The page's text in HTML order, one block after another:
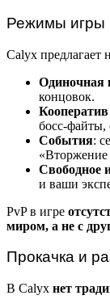
Режимы игры
Calyx предлагает
Одиночная
концовок.
босс-файты,
События:
«Вторжение
Свободное
и ваши
PvP в игре
миром, а не с
Прокачка и
В Calyx нет